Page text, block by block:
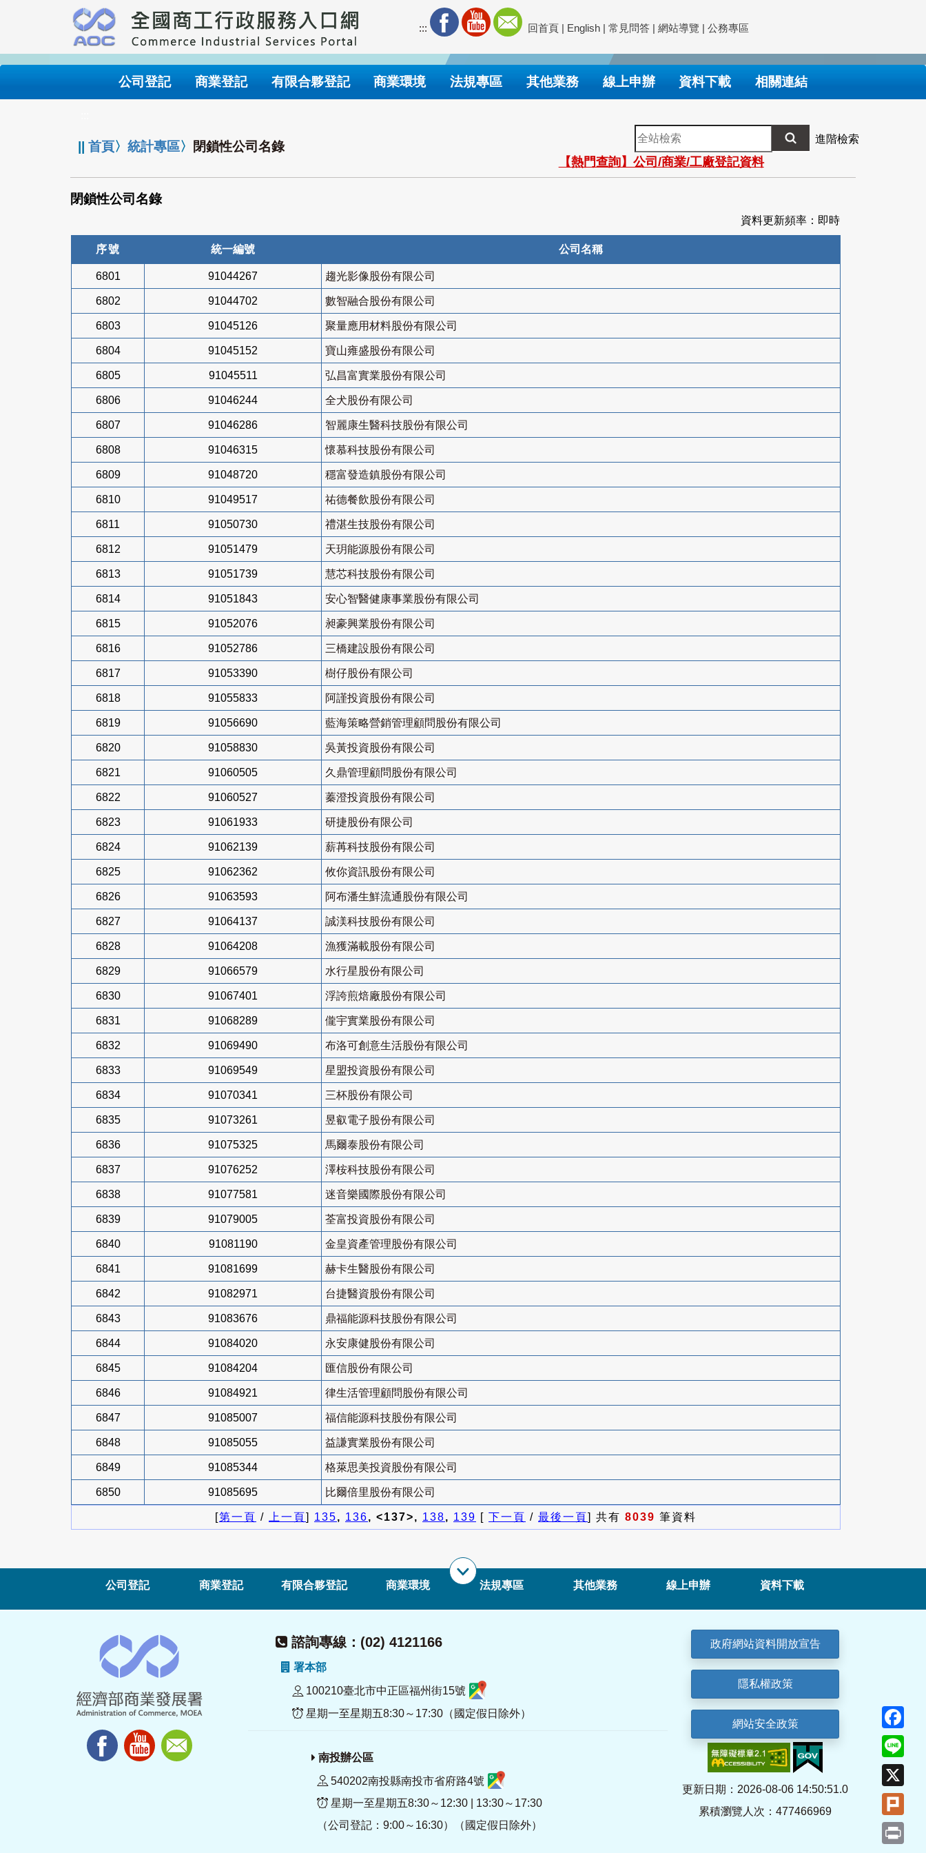
要
內
::: 回首頁 | English | 常見問答 | 網站導覽 | 公務專區
公司登記 商業登記 有限合夥登記 商業環境 法規專區 其他業務 線上申辦 資料下載 相關連結
||首頁〉統計專區〉 閉鎖性公司名錄
全
站
檢
索
進階檢索
【熱門查詢】公司/商業/工廠登記資料
閉鎖性公司名錄
資料更新頻率：即時
序號 統一編號 公司名稱
6801 91044267 趨光影像股份有限公司
6802 91044702 數智融合股份有限公司
6803 91045126 聚量應用材料股份有限公司
6804 91045152 寶山雍盛股份有限公司
6805 91045511 弘昌富實業股份有限公司
6806 91046244 全犬股份有限公司
6807 91046286 智麗康生醫科技股份有限公司
6808 91046315 懷慕科技股份有限公司
6809 91048720 穩富發造鎮股份有限公司
6810 91049517 祐德餐飲股份有限公司
6811 91050730 禮湛生技股份有限公司
6812 91051479 天玥能源股份有限公司
6813 91051739 慧芯科技股份有限公司
6814 91051843 安心智醫健康事業股份有限公司
6815 91052076 昶豪興業股份有限公司
6816 91052786 三橋建設股份有限公司
6817 91053390 樹仔股份有限公司
6818 91055833 阿謹投資股份有限公司
6819 91056690 藍海策略營銷管理顧問股份有限公司
6820 91058830 吳黃投資股份有限公司
6821 91060505 久鼎管理顧問股份有限公司
6822 91060527 蓁澄投資股份有限公司
6823 91061933 研捷股份有限公司
6824 91062139 薪苒科技股份有限公司
6825 91062362 攸你資訊股份有限公司
6826 91063593 阿布潘生鮮流通股份有限公司
6827 91064137 誠渼科技股份有限公司
6828 91064208 漁獲滿載股份有限公司
6829 91066579 水行星股份有限公司
6830 91067401 浮誇煎焙廠股份有限公司
6831 91068289 儱宇實業股份有限公司
6832 91069490 布洛可創意生活股份有限公司
6833 91069549 星盟投資股份有限公司
6834 91070341 三杯股份有限公司
6835 91073261 昱叡電子股份有限公司
6836 91075325 馬爾泰股份有限公司
6837 91076252 澤桉科技股份有限公司
6838 91077581 迷音樂國際股份有限公司
6839 91079005 荃富投資股份有限公司
6840 91081190 金皇資產管理股份有限公司
6841 91081699 赫卡生醫股份有限公司
6842 91082971 台捷醫資股份有限公司
6843 91083676 鼎福能源科技股份有限公司
6844 91084020 永安康健股份有限公司
6845 91084204 匯信股份有限公司
6846 91084921 律生活管理顧問股份有限公司
6847 91085007 福信能源科技股份有限公司
6848 91085055 益謙實業股份有限公司
6849 91085344 格萊思美投資股份有限公司
6850 91085695 比爾倍里股份有限公司
[第一頁 / 上一頁] 135, 136, <137>, 138, 139 [ 下一頁 / 最後一頁] 共有 8039 筆資料
公司登記 商業登記 有限合夥登記 商業環境 法規專區 其他業務 線上申辦 資料下載
諮詢專線：(02) 4121166
署本部
100210臺北市中正區福州街15號
星期一至星期五8:30～17:30（國定假日除外）
南投辦公區
540202南投縣南投市省府路4號
星期一至星期五8:30～12:30 | 13:30～17:30
（公司登記：9:00～16:30）（國定假日除外）
政府網站資料開放宣告
隱私權政策
網站安全政策
更新日期：2026-08-06 14:50:51.0
累積瀏覽人次：477466969